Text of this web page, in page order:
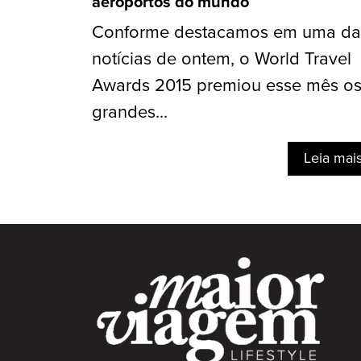
Conforme destacamos em uma
notícias de ontem, o World Travel
Awards 2015 premiou esse mês os
grandes...
Leia